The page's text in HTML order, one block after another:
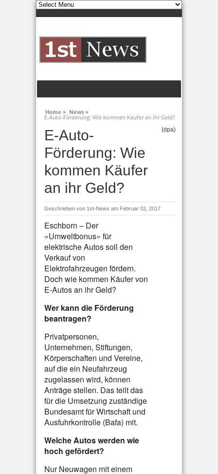
Home » News »
E-Auto-Förderung: Wie kommen Käufer an ihr Geld?
E-Auto-
Förderung: Wie
kommen Käufer
an ihr Geld?
(dpa)
Geschrieben von 1st-News am Februar 02, 2017
Eschborn – Der
«Umweltbonus» für
elektrische Autos soll den
Verkauf von
Elektrofahrzeugen fördern.
Doch wie kommen Käufer von
E-Autos an ihr Geld?
Wer kann die Förderung
beantragen?
Privatpersonen,
Unternehmen, Stiftungen,
Körperschaften und Vereine,
auf die ein Neufahrzeug
zugelassen wird, können
Anträge stellen. Das teilt das
für die Umsetzung zuständige
Bundesamt für Wirtschaft und
Ausfuhrkontrolle (Bafa) mit.
Welche Autos werden wie
hoch gefördert?
Nur Neuwagen mit einem